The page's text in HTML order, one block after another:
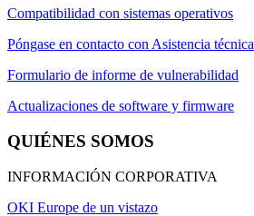
Compatibilidad con sistemas operativos
Póngase en contacto con Asistencia técnica
Formulario de informe de vulnerabilidad
Actualizaciones de software y firmware
QUIÉNES SOMOS
INFORMACIÓN CORPORATIVA
OKI Europe de un vistazo